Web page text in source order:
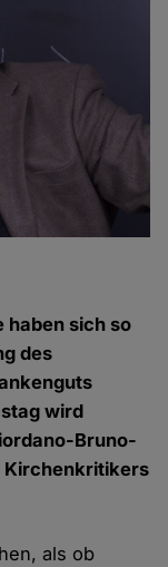
haben sich so
des
wird
Bruno-
Kirchenkritikers
als ob